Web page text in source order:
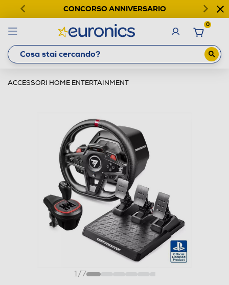
CONCORSO ANNIVERSARIO
0
ACCESSORI HOME ENTERTAINMENT
1/7